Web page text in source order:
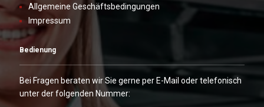
Allgemeine Geschäftsbedingungen
Impressum
Bedienung
Bei Fragen beraten wir Sie gerne per E-Mail oder telefonisch
unter der folgenden Nummer: